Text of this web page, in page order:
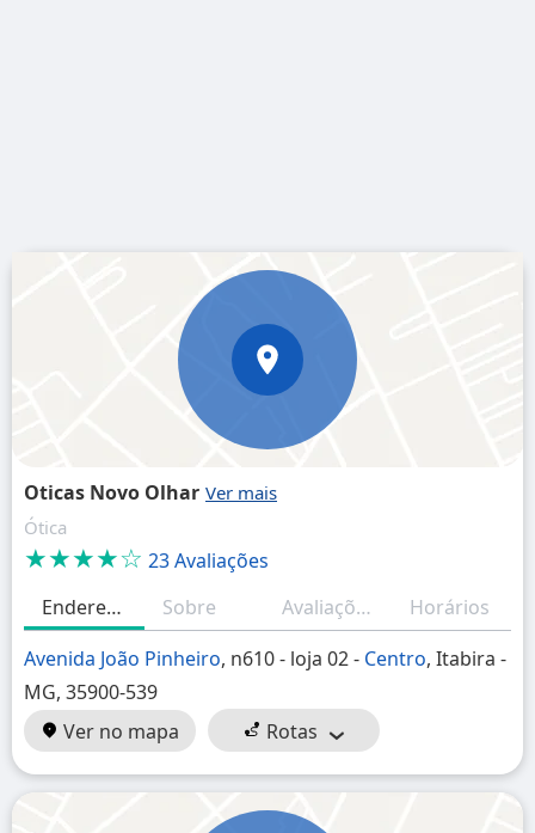
Oticas Novo Olhar
Ótica
★★★★☆ 23 Avaliações
Endereço
Sobre Avaliações
Horários
Avenida João Pinheiro, n610 - loja 02 - Centro, Itabira -
MG, 35900-539
Ver no mapa
Rotas